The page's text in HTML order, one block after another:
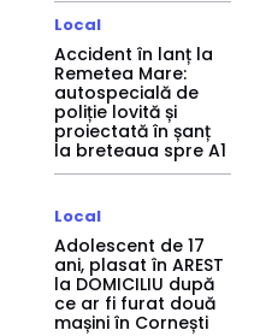
Local
Accident în lanț la
Remetea Mare:
autospecială de
poliție lovită și
proiectată în șanț
la breteaua spre A1
Local
Adolescent de 17
ani, plasat în AREST
la DOMICILIU după
ce ar fi furat două
mașini în Cornești